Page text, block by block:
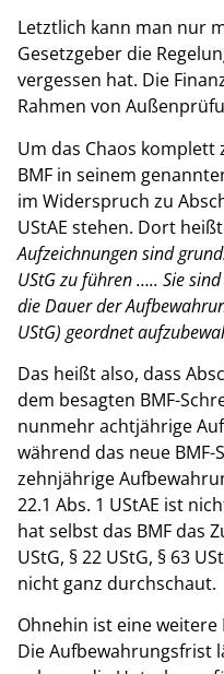
Letztlich kann man nur
Gesetzgeber die
vergessen hat. Die
Rahmen von
Um das Chaos komplett
BMF in seinem
im Widerspruch zu
UStAE stehen. Dort
Aufzeichnungen sind
UStG zu führen ….. Sie
die Dauer der
UStG) geordnet
Das heißt also, dass
dem besagten BMF-
nunmehr achtjährige
während das neue
zehnjährige
22.1 Abs. 1 UStAE ist
hat selbst das BMF das
UStG, § 22 UStG, § 63
nicht ganz durchschaut.
Ohnehin ist eine
Die Aufbewahrungsfrist